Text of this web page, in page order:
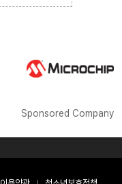
Sponsored Company